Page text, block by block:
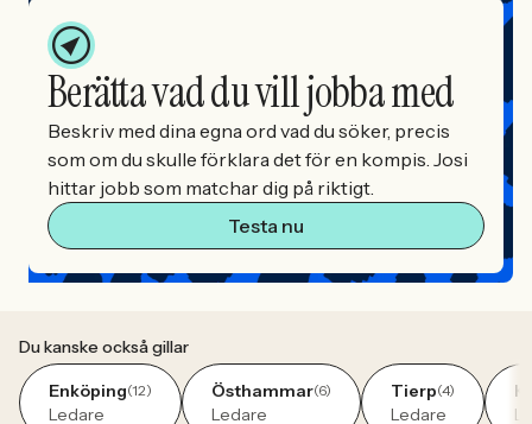
Berätta vad du vill jobba med
Beskriv med dina egna ord vad du söker, precis
som om du skulle förklara det för en kompis. Josi
hittar jobb som matchar dig på riktigt.
Testa nu
Du kanske också gillar
Enköping(12)
Ledare
Östhammar(6)
Ledare
Tierp(4)
Ledare